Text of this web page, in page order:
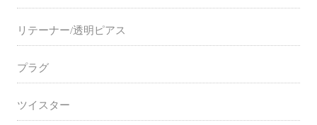
リテーナー/透明ピアス
プラグ
ツイスター